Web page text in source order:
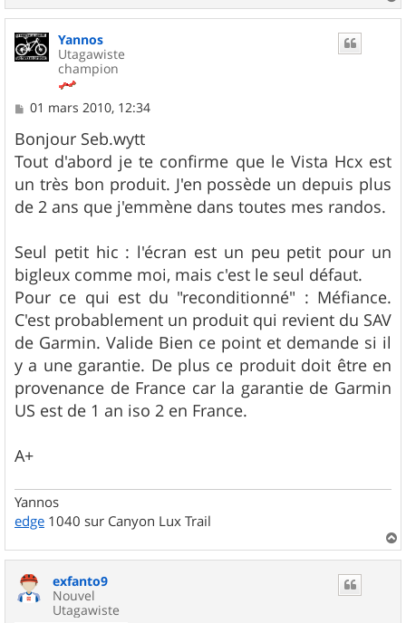
a
Yannos
Utagawiste
champion
M
s
s
a
g
e
01 mars 2010, 12:34
Bonjour Seb.wytt
Tout d'abord je te confirme que le Vista Hcx est
un très bon produit. J'en possède un depuis plus
de 2 ans que j'emmène dans toutes mes randos.
Seul petit hic : l'écran est un peu petit pour un
bigleux comme moi, mais c'est le seul défaut.
Pour ce qui est du "reconditionné" : Méfiance.
C'est probablement un produit qui revient du SAV
de Garmin. Valide Bien ce point et demande si il
y a une garantie. De plus ce produit doit être en
provenance de France car la garantie de Garmin
US est de 1 an iso 2 en France.
A+
Yannos
edge 1040 sur Canyon Lux Trail
a
exfanto9
Nouvel
Utagawiste